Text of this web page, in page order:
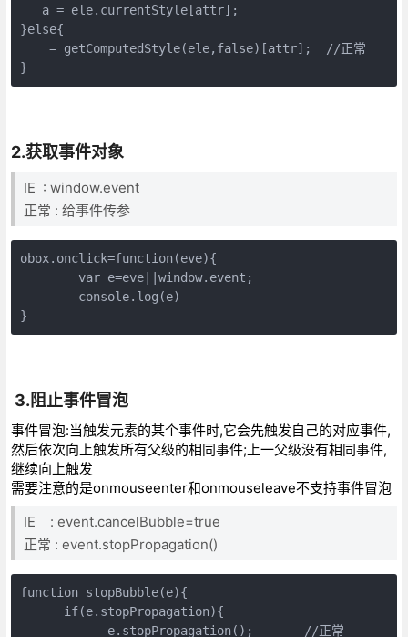
   a = ele.currentStyle[attr];
}else{
    = getComputedStyle(ele,false)[attr];  //正常
}
2.获取事件对象
IE : window.event
正常 : 给事件传参
obox.onclick=function(eve){
        var e=eve||window.event;
        console.log(e)
}
3.阻止事件冒泡
事件冒泡:当触发元素的某个事件时,它会先触发自己的对应事件,
然后依次向上触发所有父级的相同事件;上一父级没有相同事件,
继续向上触发
需要注意的是onmouseenter和onmouseleave不支持事件冒泡
IE : event.cancelBubble=true
正常 : event.stopPropagation()
function stopBubble(e){
      if(e.stopPropagation){
            e.stopPropagation();　　　　//正常